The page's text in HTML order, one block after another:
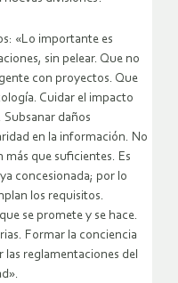
«Lo importante es
sin pelear. Que no
con proyectos. Que
Cuidar el impacto
daños
en la información. No
más que suficientes. Es
concesionada; por lo
los requisitos.
se promete y se hace.
Formar la conciencia
las reglamentaciones del